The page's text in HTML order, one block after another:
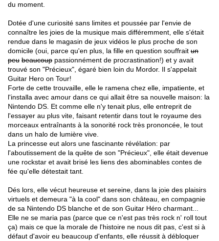
du moment.
Dotée d'une curiosité sans limites et poussée par l'envie de
connaître les joies de la musique mais différemment, elle s'était
rendue dans le magasin de jeux vidéos le plus proche de son
domicile (oui, parce qu'en plus, la fille en question souffrait un
peu beaucoup passionnément de procrastination!) et y avait
trouvé son "Précieux", égaré bien loin du Mordor. Il s'appelait
Guitar Hero on Tour!
Forte de cette trouvaille, elle le ramena chez elle, impatiente, et
l'installa avec amour dans ce qui allait être sa nouvelle maison: la
Nintendo DS. Et comme elle n'y tenait plus, elle entreprit de
l'essayer au plus vite, faisant retentir dans tout le royaume des
morceaux entraînants à la sonorité rock très prononcée, le tout
dans un halo de lumière vive.
La princesse eut alors une fascinante révélation: par
l'aboutissement de la quête de son "Précieux", elle était devenue
une rockstar et avait brisé les liens des abominables contes de
fée qu'elle détestait tant.
Dés lors, elle vécut heureuse et sereine, dans la joie des plaisirs
virtuels et demeura "à la cool" dans son château, en compagnie
de sa Nintendo DS blanche et de son Guitar Héro charmant...
Elle ne se maria pas (parce que ce n'est pas très rock n' roll tout
ça) mais ce que la morale de l'histoire ne nous dit pas, c'est si à
défaut d'avoir eu beaucoup d'enfants, elle réussit à débloquer